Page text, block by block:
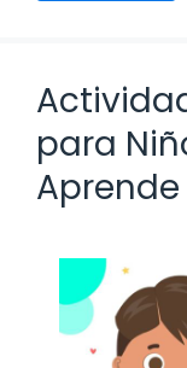
para